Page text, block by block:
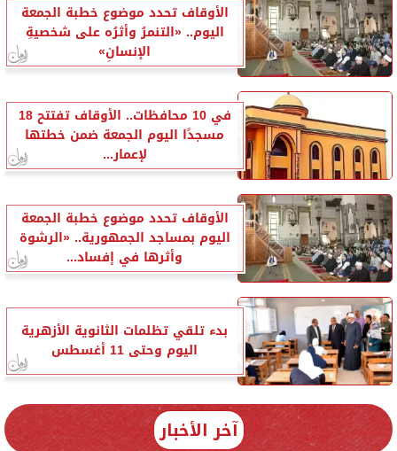
الأوقاف تحدد موضوع خطبة الجمعة
اليوم.. «التنمرُ وأثرُه على شخصيةِ
الإنسانِ»
في 10 محافظات.. الأوقاف تفتتح 18
مسجدًا اليوم الجمعة ضمن خطتها
لإعمار...
الأوقاف تحدد موضوع خطبة الجمعة
اليوم بمساجد الجمهورية.. «الرشوة
وأثرها في إفساد...
بدء تلقي تظلمات الثانوية الأزهرية
اليوم وحتى 11 أغسطس
آخر الأخبار